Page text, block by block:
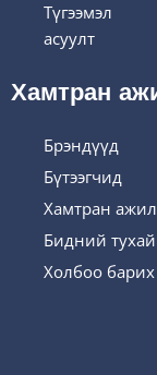
Түгээмэл
асуулт
Хамтран
Брэндүүд
Бүтээгчид
Хамтран
Бидний тухай
Холбоо барих